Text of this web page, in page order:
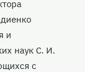
и
наук С. И.
с